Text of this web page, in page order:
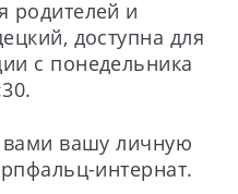
родителей и
доступна для
с понедельника
вами вашу личную
интернат.